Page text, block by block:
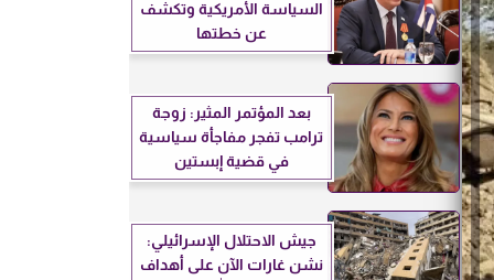
السياسة الأمريكية وتكشف
عن خطتها
بعد المؤتمر المثير: زوجة
ترامب تفجر مفاجأة سياسية
في قضية إبستين
جيش الاحتلال الإسرائيلي:
نشن غارات الآن على أهداف